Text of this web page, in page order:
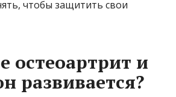
чтобы защитить свои
остеоартрит и
развивается?